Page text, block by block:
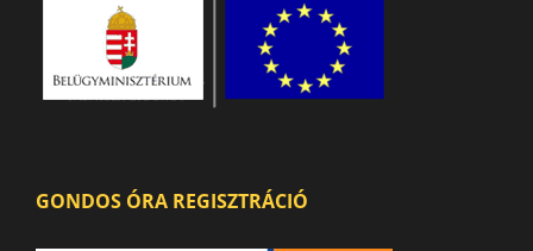
GONDOS ÓRA REGISZTRÁCIÓ